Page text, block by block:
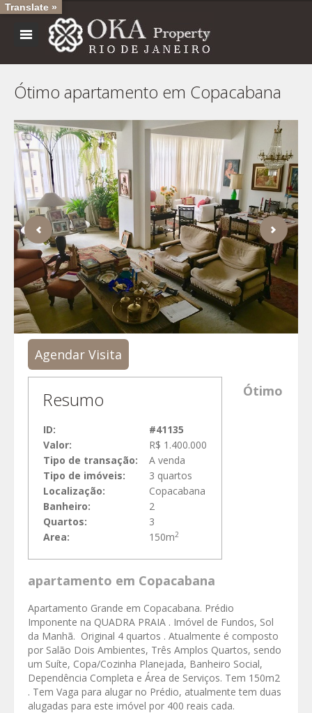
Ótimo apartamento em Copacabana
Agendar Visita
Resumo
ID:
#41135
Valor:
R$ 1.400.000
Tipo de transação:
A venda
Tipo de imóveis:
3 quartos
Localização:
Copacabana
Banheiro:
2
Quartos:
3
Area:
150m2
Ótimo
apartamento em Copacabana
Apartamento Grande em Copacabana. Prédio
Imponente na QUADRA PRAIA . Imóvel de Fundos, Sol
da Manhã. Original 4 quartos . Atualmente é composto
por Salão Dois Ambientes, Três Amplos Quartos, sendo
um Suíte, Copa/Cozinha Planejada, Banheiro Social,
Dependência Completa e Área de Serviços. Tem 150m2
. Tem Vaga para alugar no Prédio, atualmente tem duas
alugadas para este imóvel por 400 reais cada.
Translate »